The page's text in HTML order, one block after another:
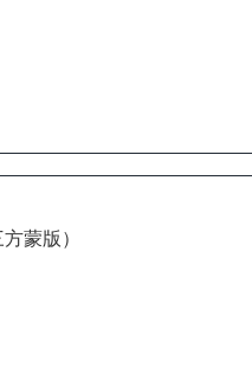
蒙版）